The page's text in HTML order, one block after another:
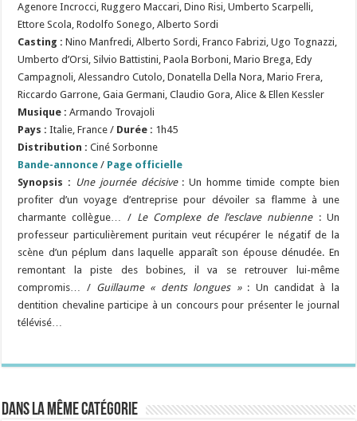
Agenore Incrocci, Ruggero Maccari, Dino Risi, Umberto Scarpelli,
Ettore Scola, Rodolfo Sonego, Alberto Sordi
Casting :Nino Manfredi, Alberto Sordi, Franco Fabrizi, Ugo Tognazzi,
Umberto d’Orsi, Silvio Battistini, Paola Borboni, Mario Brega, Edy
Campagnoli, Alessandro Cutolo, Donatella Della Nora, Mario Frera,
Riccardo Garrone, Gaia Germani, Claudio Gora, Alice & Ellen Kessler
Musique : Armando Trovajoli
Pays : Italie, France / Durée : 1h45
Distribution : Ciné Sorbonne
Bande-annonce / Page officielle
Synopsis : Une journée décisive: Un homme timide compte bien
profiter d’un voyage d’entreprise pour dévoiler sa flamme à une
charmante collègue… / Le Complexe de l’esclave nubienne: Un
professeur particulièrement puritain veut récupérer le négatif de la
scène d’un péplum dans laquelle apparaît son épouse dénudée. En
remontant la piste des bobines, il va se retrouver lui-même
compromis… / Guillaume « dents longues »: Un candidat à la
dentition chevaline participe à un concours pour présenter le journal
télévisé…
Dans la même catégorie